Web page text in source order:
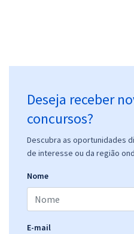
Deseja receber
concursos?
Descubra as oportunidades
de interesse ou da região
Nome
E-mail